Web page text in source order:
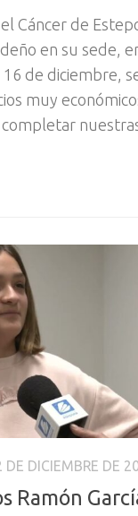
Cáncer de
en su sede,
de diciembre,
muy
DE DICIEMBRE DE
Ramón